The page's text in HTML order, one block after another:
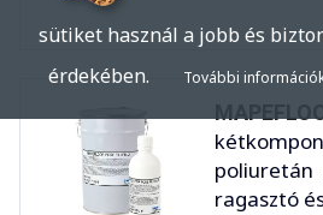
poliuretán
ragasztó
sütiket használ a jobb és
érdekében.
További